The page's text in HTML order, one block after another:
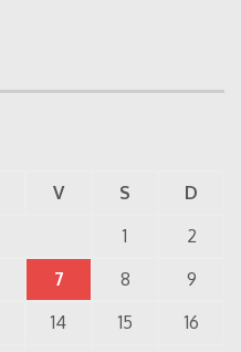
V S
D
1
2
7 8
9
14 15
16